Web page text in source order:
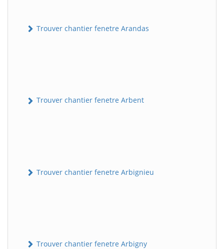
Trouver chantier fenetre Arandas
Trouver chantier fenetre Arbent
Trouver chantier fenetre Arbignieu
Trouver chantier fenetre Arbigny